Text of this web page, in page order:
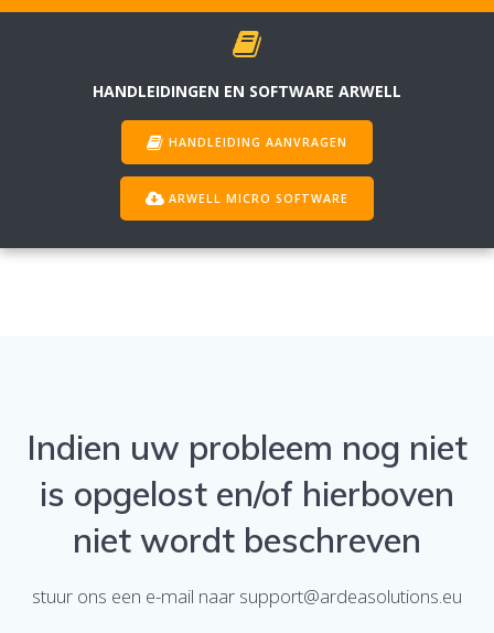
HANDLEIDINGEN EN SOFTWARE ARWELL
HANDLEIDING AANVRAGEN
ARWELL MICRO SOFTWARE
Indien uw probleem nog niet
is opgelost en/of hierboven
niet wordt beschreven
stuur ons een e-mail naar support@ardeasolutions.eu